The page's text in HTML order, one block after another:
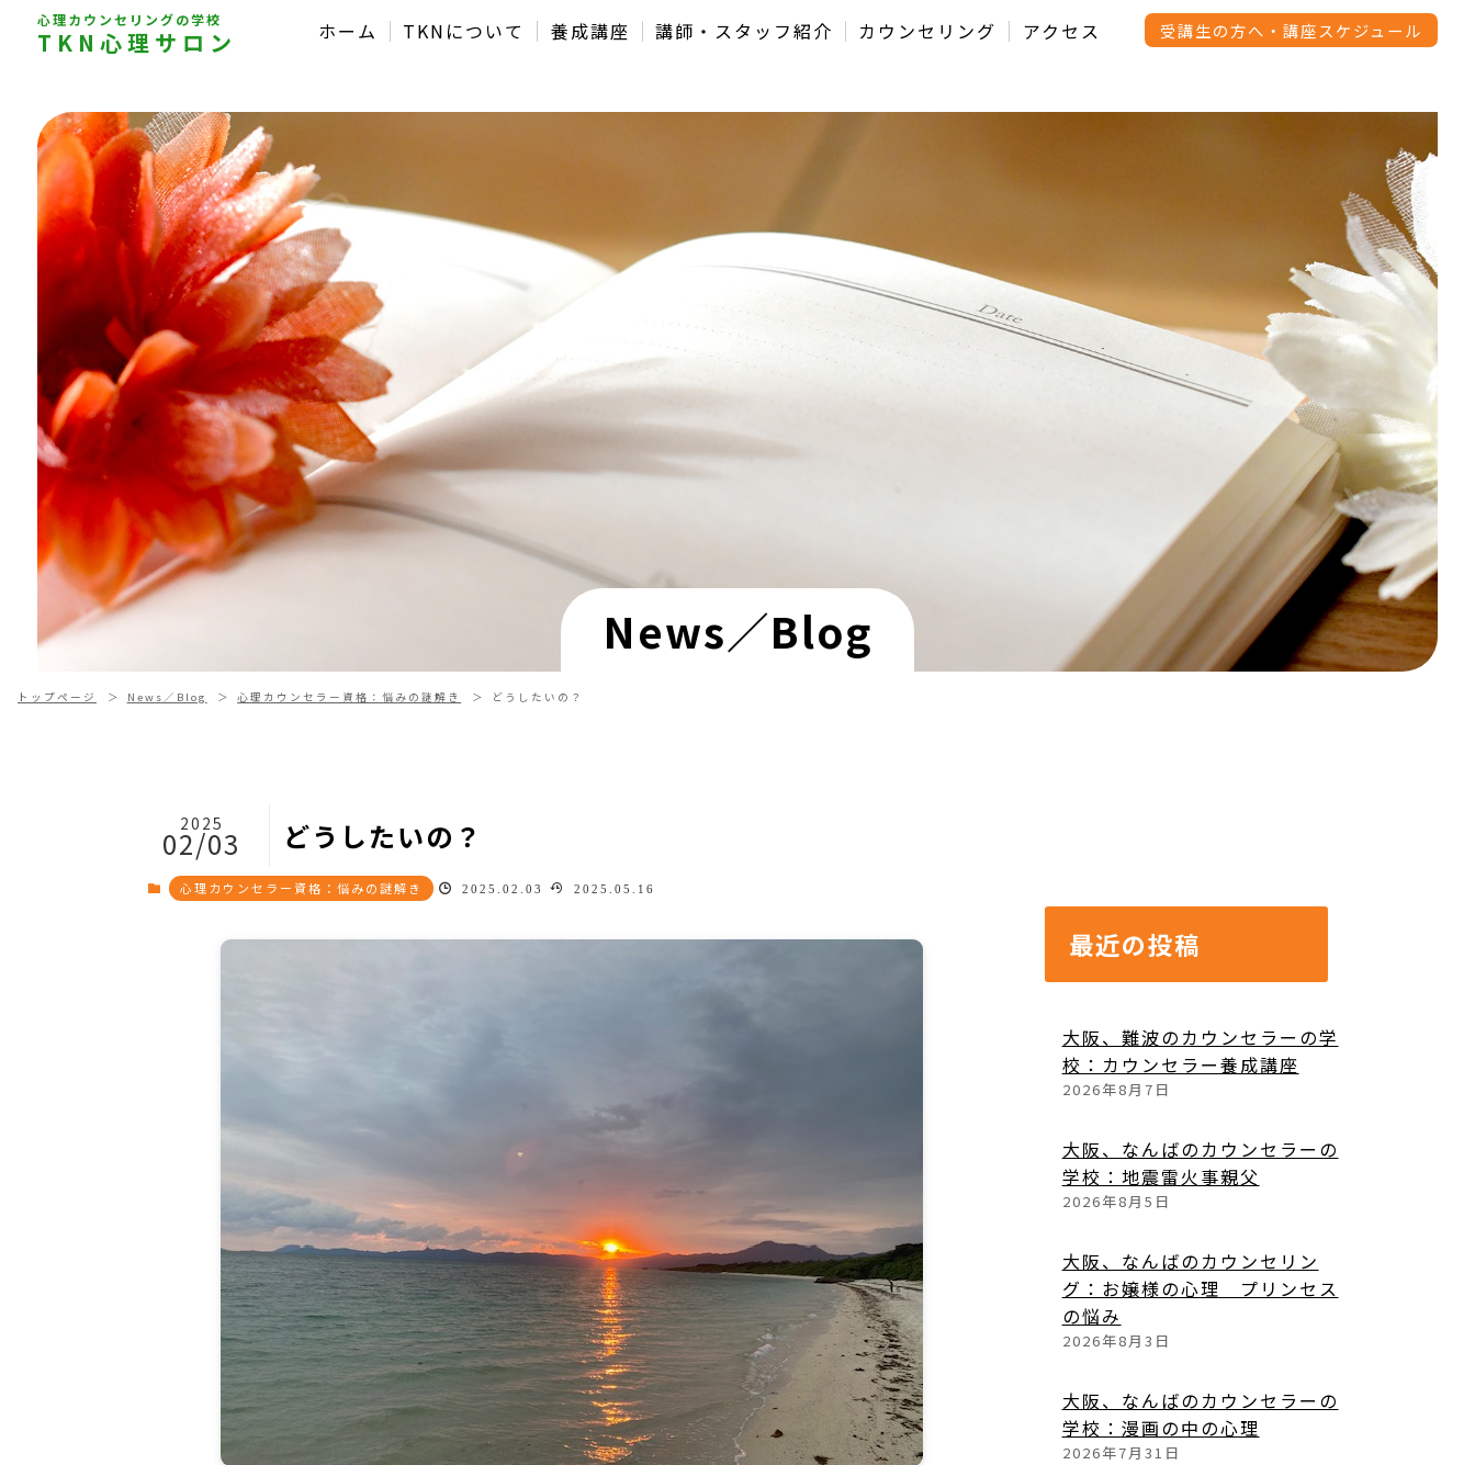
心理カウンセリングの学校
TKN心理サロン ホーム TKNについて 養成講座 講師・スタッフ紹介 カウンセリング アクセス 受講生の方へ・講座スケジュール
News／Blog
トップページ News／Blog 心理カウンセラー資格：悩みの謎解き どうしたいの？
どうしたいの？
2025
02/03
心理カウンセラー資格：悩みの謎解き 2025.02.03 2025.05.16
最近の投稿
大阪、難波のカウンセラーの学
校：カウンセラー養成講座
2026年8月7日
大阪、なんばのカウンセラーの
学校：地震雷火事親父
2026年8月5日
大阪、なんばのカウンセリン
グ：お嬢様の心理 プリンセス
の悩み
2026年8月3日
大阪、なんばのカウンセラーの
学校：漫画の中の心理
2026年7月31日